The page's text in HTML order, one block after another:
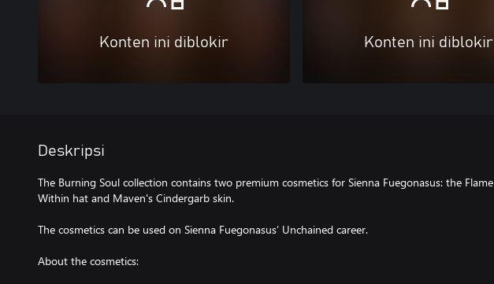
Konten ini diblokir Konten ini diblokir
Deskripsi
The Burning Soul collection contains two premium cosmetics for Sienna Fuegonasus: the Flame
Within hat and Maven's Cindergarb skin.
The cosmetics can be used on Sienna Fuegonasus’ Unchained career.
About the cosmetics: